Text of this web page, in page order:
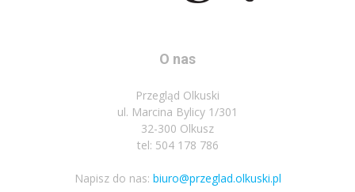
O nas
Przegląd Olkuski
ul. Marcina Bylicy 1/301
32-300 Olkusz
tel: 504 178 786
Napisz do nas: biuro@przeglad.olkuski.pl